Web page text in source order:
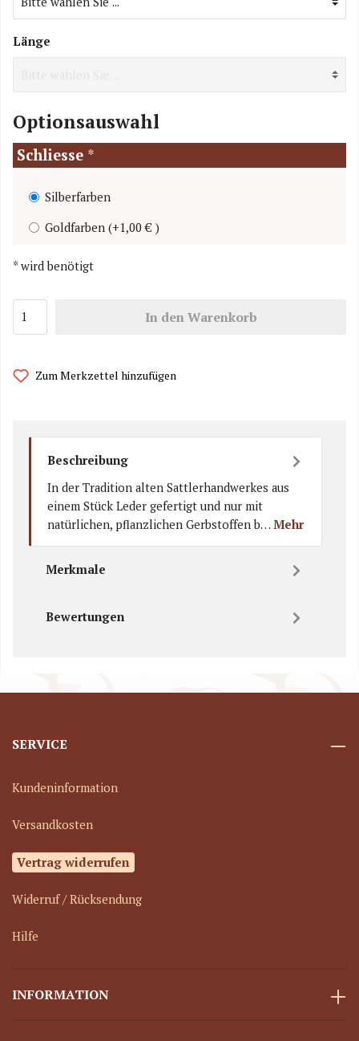
Länge
Optionsauswahl
Schliesse *
Silberfarben
Goldfarben (+1,00 € )
* wird benötigt
In den Warenkorb
Zum Merkzettel hinzufügen
Beschreibung
In der Tradition alten Sattlerhandwerkes aus
einem Stück Leder gefertigt und nur mit
natürlichen, pflanzlichen Gerbstoffen b… Mehr
Merkmale
Bewertungen
SERVICE
Kundeninformation
Versandkosten
Vertrag widerrufen
Widerruf / Rücksendung
Hilfe
INFORMATION